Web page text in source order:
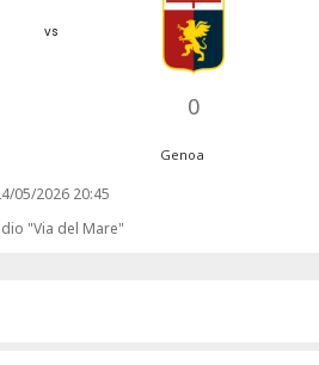
vs
0
Genoa
05/2026 20:45
"Via del Mare"